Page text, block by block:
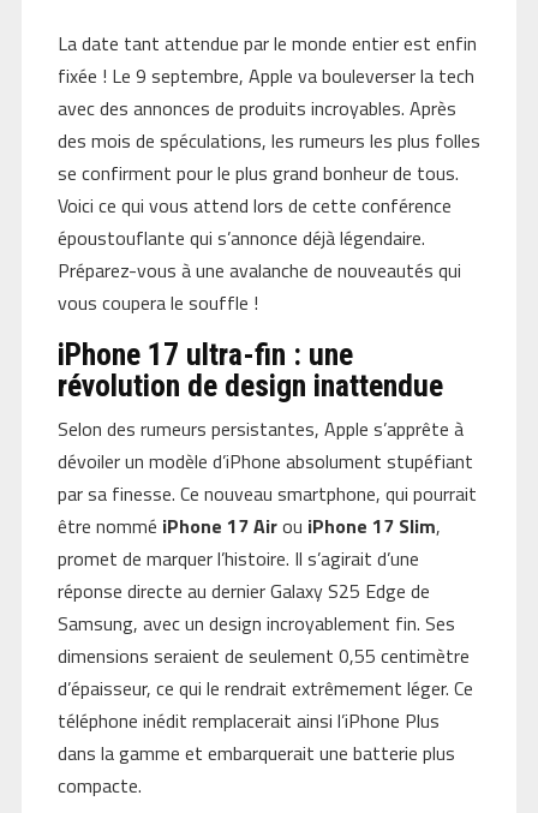
La date tant attendue par le monde entier est enfin
fixée ! Le 9 septembre, Apple va bouleverser la tech
avec des annonces de produits incroyables. Après
des mois de spéculations, les rumeurs les plus folles
se confirment pour le plus grand bonheur de tous.
Voici ce qui vous attend lors de cette conférence
époustouflante qui s’annonce déjà légendaire.
Préparez-vous à une avalanche de nouveautés qui
vous coupera le souffle !
iPhone 17 ultra-fin : une
révolution de design inattendue
Selon des rumeurs persistantes, Apple s’apprête à
dévoiler un modèle d’iPhone absolument stupéfiant
par sa finesse. Ce nouveau smartphone, qui pourrait
être nommé iPhone 17 Airou iPhone 17 Slim,
promet de marquer l’histoire. Il s’agirait d’une
réponse directe au dernier Galaxy S25 Edge de
Samsung, avec un design incroyablement fin. Ses
dimensions seraient de seulement 0,55 centimètre
d’épaisseur, ce qui le rendrait extrêmement léger. Ce
téléphone inédit remplacerait ainsi l’iPhone Plus
dans la gamme et embarquerait une batterie plus
compacte.